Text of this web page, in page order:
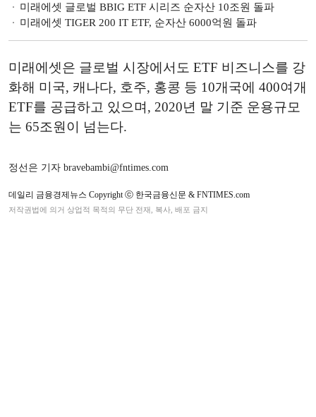
미래에셋 글로벌 BBIG ETF 시리즈 순자산 10조원 돌파
미래에셋 TIGER 200 IT ETF, 순자산 6000억원 돌파
미래에셋은 글로벌 시장에서도 ETF 비즈니스를 강
화해 미국, 캐나다, 호주, 홍콩 등 10개국에 400여개
ETF를 공급하고 있으며, 2020년 말 기준 운용규모
는 65조원이 넘는다.
정선은 기자 bravebambi@fntimes.com
데일리 금융경제뉴스 Copyright ⓒ 한국금융신문 & FNTIMES.com
저작권법에 의거 상업적 목적의 무단 전재, 복사, 배포 금지